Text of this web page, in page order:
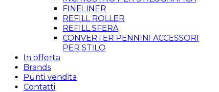
FINELINER
REFILL ROLLER
REFILL SFERA
CONVERTER PENNINI ACCESSORI
PER STILO
In offerta
Brands
Punti vendita
Contatti